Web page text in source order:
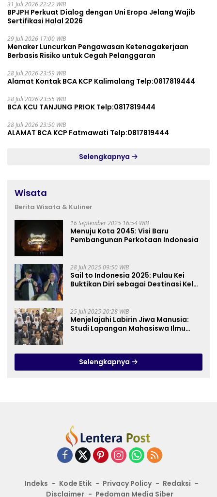
31 Juli 2026 22:22 WIB
BPJPH Perkuat Dialog dengan Uni Eropa Jelang Wajib
Sertifikasi Halal 2026
29 Juli 2026 17:00 WIB
Menaker Luncurkan Pengawasan Ketenagakerjaan
Berbasis Risiko untuk Cegah Pelanggaran
28 Juli 2026 23:59 WIB
Alamat Kontak BCA KCP Kalimalang Telp:0817819444
28 Juli 2026 23:55 WIB
BCA KCU TANJUNG PRIOK Telp:0817819444
28 Juli 2026 23:50 WIB
ALAMAT BCA KCP Fatmawati Telp:0817819444
Selengkapnya
Wisata
Berita Wisata & Kuliner
16 September 2025 16:54 WIB
Menuju Kota 2045: Visi Baru
Pembangunan Perkotaan Indonesia
28 Juli 2025 09:50 WIB
Sail to Indonesia 2025: Pulau Kei
Buktikan Diri sebagai Destinasi Kelas
25 Juli 2025 20:28 WIB
Menjelajahi Labirin Jiwa Manusia:
Studi Lapangan Mahasiswa Ilmu
Selengkapnya
Indeks Kode Etik Privacy Policy
Redaksi
Disclaimer
Pedoman Media Siber